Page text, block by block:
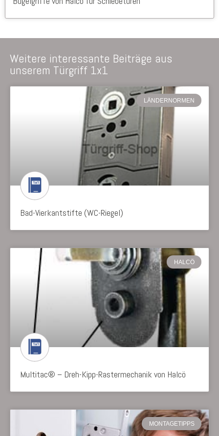
Weitere interessante Beiträge aus
unserem Türgriff 1x1
LÄNDERNORMEN
Bad-Vierkantstifte (WC-Riegel)
HALCÖ
Multitac® – Dreh-Kipp-Rastermechanik von Halcö
MONTAGETIPPS